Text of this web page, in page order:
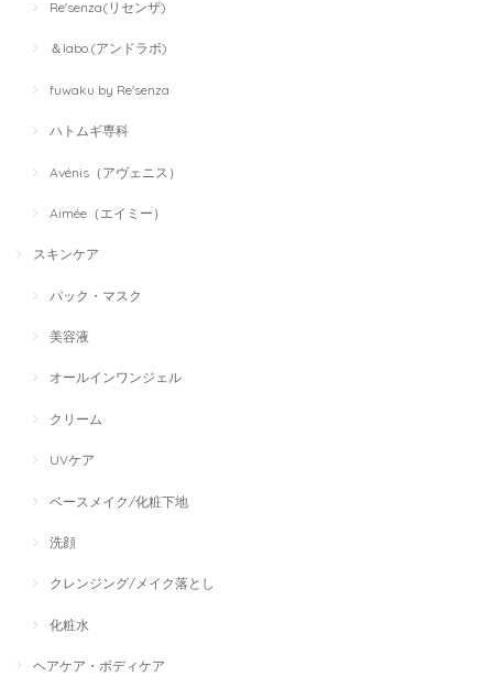
Re'senza(リセンザ)
＆labo.(アンドラボ)
fuwaku by Re'senza
ハトムギ専科
Avénis（アヴェニス）
Aimée（エイミー）
スキンケア
パック・マスク
美容液
オールインワンジェル
クリーム
UVケア
ベースメイク/化粧下地
洗顔
クレンジング/メイク落とし
化粧水
ヘアケア・ボディケア